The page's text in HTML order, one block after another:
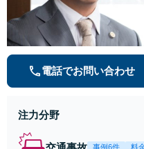
電話でお問い合わせ
注力分野
事例6件 料